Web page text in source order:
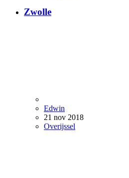
Zwolle
Edwin
21 nov 2018
Overijssel